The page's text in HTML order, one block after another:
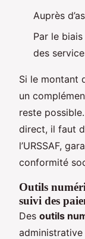
Auprès
Par le
des
Si le montant
un
reste
direct, il faut
l’URSSAF,
conformité
Outils
suivi des
Des outils
administrative